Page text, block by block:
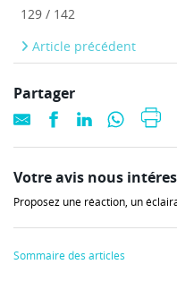
129 / 142
Article précédent
Partager
Votre avis nous
Proposez une réaction, un
Sommaire des articles